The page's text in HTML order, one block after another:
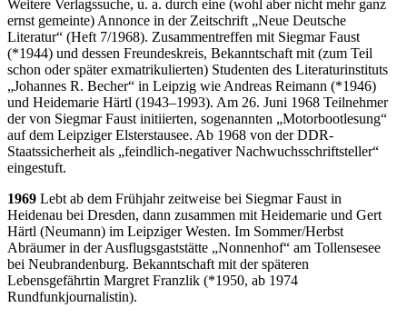
Weitere Verlagssuche, u. a. durch eine (wohl aber nicht mehr ganz
ernst gemeinte) Annonce in der Zeitschrift „Neue Deutsche
Literatur“ (Heft 7/1968). Zusammentreffen mit Siegmar Faust
(*1944) und dessen Freundeskreis, Bekanntschaft mit (zum Teil
schon oder später exmatrikulierten) Studenten des Literaturinstituts
„Johannes R. Becher“ in Leipzig wie Andreas Reimann (*1946)
und Heidemarie Härtl (1943–1993). Am 26. Juni 1968 Teilnehmer
der von Siegmar Faust initiierten, sogenannten „Motorbootlesung“
auf dem Leipziger Elsterstausee. Ab 1968 von der DDR-
Staatssicherheit als „feindlich-negativer Nachwuchsschriftsteller“
eingestuft.
1969 Lebt ab dem Frühjahr zeitweise bei Siegmar Faust in
Heidenau bei Dresden, dann zusammen mit Heidemarie und Gert
Härtl (Neumann) im Leipziger Westen. Im Sommer/Herbst
Abräumer in der Ausflugsgaststätte „Nonnenhof“ am Tollensesee
bei Neubrandenburg. Bekanntschaft mit der späteren
Lebensgefährtin Margret Franzlik (*1950, ab 1974
Rundfunkjournalistin).